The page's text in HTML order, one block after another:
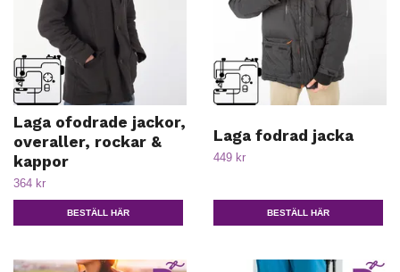
Laga ofodrade jackor,
overaller, rockar &
kappor
364 kr
BESTÄLL HÄR
Laga fodrad jacka
449 kr
BESTÄLL HÄR